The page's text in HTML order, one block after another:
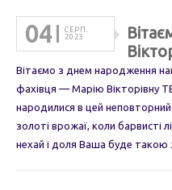
04
СЕРП.
2023
Вітаємо з днем народження
фахівця — Марію Вікторівну
народилися в цей
золоті врожаї, коли барвисті
нехай і доля Ваша буде